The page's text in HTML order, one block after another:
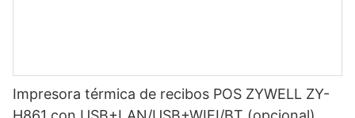
Impresora térmica de recibos POS ZYWELL ZY-